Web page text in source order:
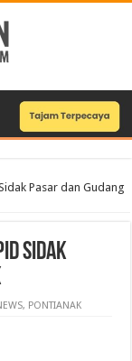
Pasar dan Gudang
Sidak
, PONTIANAK